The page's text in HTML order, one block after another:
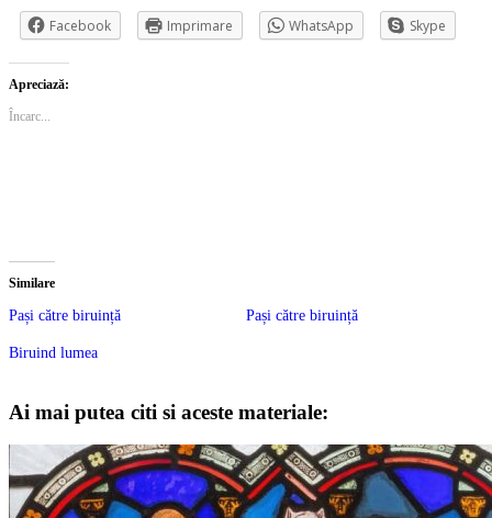
Facebook Imprimare WhatsApp Skype
Apreciază:
Încarc...
Similare
Pași către biruință Pași către biruință
Biruind lumea
Ai mai putea citi si aceste materiale: